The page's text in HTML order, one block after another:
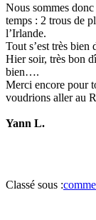
Nous sommes
temps : 2 trous de
l’Irlande.
Tout s’est très bien
Hier soir, très bon
bien….
Merci encore pour
voudrions aller au
Yann L.
Classé sous :